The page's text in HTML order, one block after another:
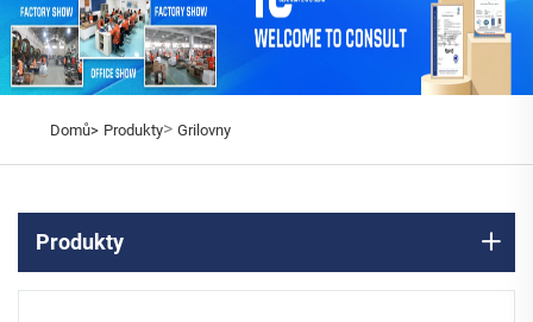
Domů> Produkty> Grilovny
Produkty